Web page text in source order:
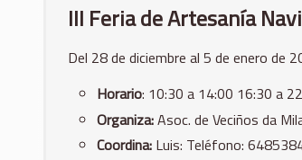
III Feria de Artesanía
Del 28 de diciembre al 5 de enero de
Horario: 10:30 a 14:00 16:30 a
Organiza:Asoc. de Veciños da
Coordina: Luis: Teléfono: